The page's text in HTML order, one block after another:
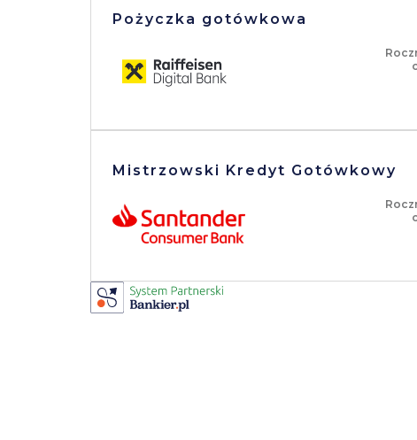
Pożyczka gotówkowa
Mistrzowski Kredyt Gotówkowy